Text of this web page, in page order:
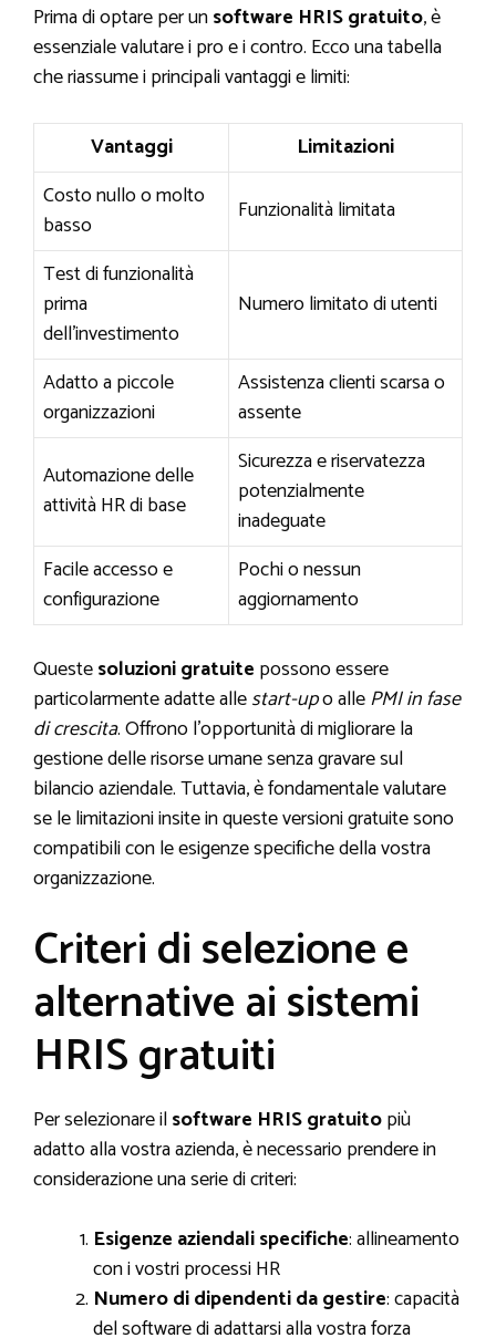
Prima di optare per unsoftware HRIS gratuito, è
essenziale valutare i pro e i contro. Ecco una tabella
che riassume i principali vantaggi e limiti:
Vantaggi
Limitazioni
Costo nullo o molto
basso
Funzionalità limitata
Test di funzionalità
prima
dell’investimento
Numero limitato di utenti
Adatto a piccole
organizzazioni
Assistenza clienti scarsa o
assente
Automazione delle
attività HR di base
Sicurezza e riservatezza
potenzialmente
inadeguate
Facile accesso e
configurazione
Pochi o nessun
aggiornamento
Questesoluzioni gratuite possono essere
particolarmente adatte allestart-upo allePMI in fase
di crescita. Offrono l’opportunità di migliorare la
gestione delle risorse umane senza gravare sul
bilancio aziendale. Tuttavia, è fondamentale valutare
se le limitazioni insite in queste versioni gratuite sono
compatibili con le esigenze specifiche della vostra
organizzazione.
Criteri di selezione e
alternative ai sistemi
HRIS gratuiti
Per selezionare ilsoftware HRIS gratuitopiù
adatto alla vostra azienda, è necessario prendere in
considerazione una serie di criteri:
Esigenze aziendali specifiche: allineamento
con i vostri processi HR
Numero di dipendenti da gestire: capacità
del software di adattarsi alla vostra forza